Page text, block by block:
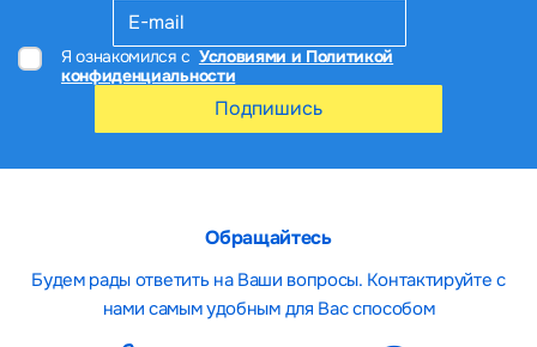
Я ознакомился с Условиями и Политикой
конфиденциальности
Подпишись
Обращайтесь
Будем рады ответить на Ваши вопросы. Контактируйте с
нами самым удобным для Вас способом